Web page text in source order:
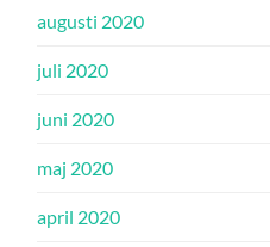
augusti 2020
juli 2020
juni 2020
maj 2020
april 2020